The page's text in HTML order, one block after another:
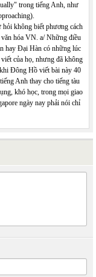
trong tiếng Anh, như
không biết phương cách
hóa VN. a/ Những điều
hay Đại Hàn có những lúc
của họ, nhưng đã không
Đông Hồ viết bài này 40
Anh thay cho tiếng tàu
khó học, trong mọi giao
ngày nay phải nói chỉ